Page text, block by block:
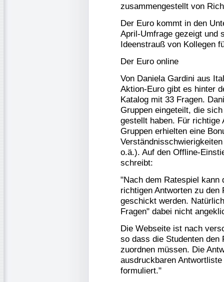
zusammengestellt von
Der Euro kommt in den
April-Umfrage gezeigt und
Ideenstrauß von Kollegen
Der Euro online
Von Daniela Gardini aus
Aktion-Euro gibt es hinter
Katalog mit 33 Fragen.
Gruppen eingeteilt, die
gestellt haben. Für richtige
Gruppen erhielten eine
o.ä.). Auf den Offline-
schreibt:
"Nach dem Ratespiel kann
richtigen Antworten zu
geschickt werden.
Fragen" dabei nicht
Die Webseite ist nach
so dass die Studenten den
zuordnen müssen. Die
ausdruckbaren
formuliert."